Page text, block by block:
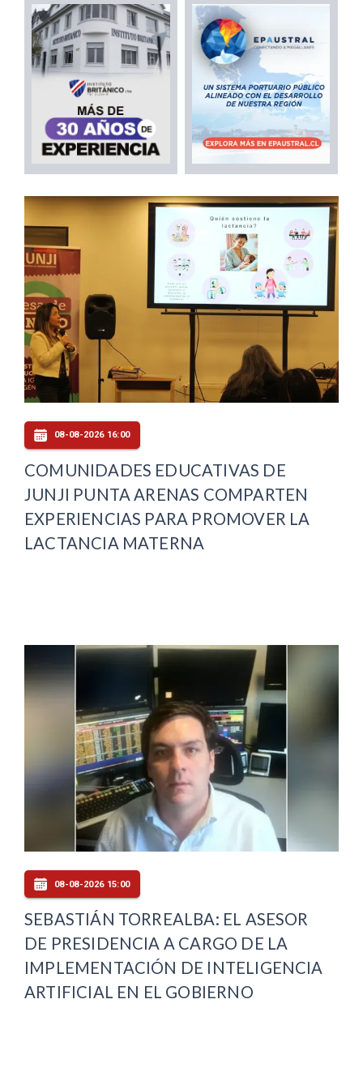
08-08-2026 16:00
COMUNIDADES EDUCATIVAS DE
JUNJI PUNTA ARENAS COMPARTEN
EXPERIENCIAS PARA PROMOVER LA
LACTANCIA MATERNA
08-08-2026 15:00
SEBASTIÁN TORREALBA: EL ASESOR
DE PRESIDENCIA A CARGO DE LA
IMPLEMENTACIÓN DE INTELIGENCIA
ARTIFICIAL EN EL GOBIERNO